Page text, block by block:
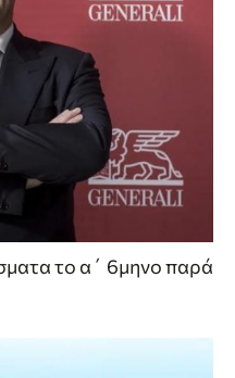
το α΄ 6μηνο παρά